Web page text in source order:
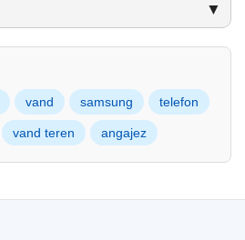
▼
vand samsung telefon
vand teren angajez